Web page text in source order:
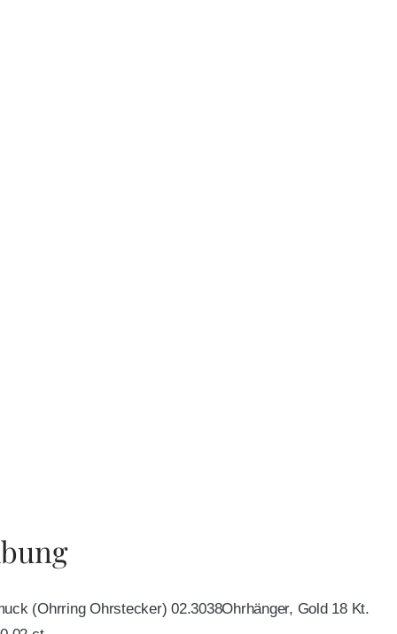
(Ohrring Ohrstecker) 02.3038Ohrhänger, Gold 18 Kt.